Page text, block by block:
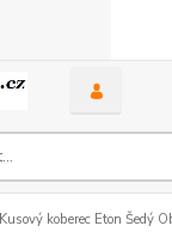
Kusový koberec Eton Šedý